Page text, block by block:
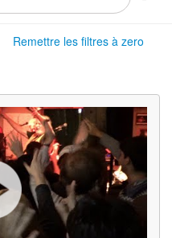
Remettre les filtres à zero